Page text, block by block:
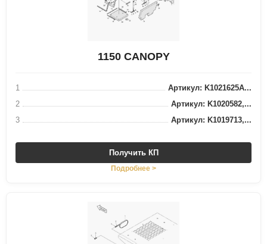
1150 CANOPY
1
Артикул: K1021625A...
2
Артикул: K1020582,...
3
Артикул: K1019713,...
Получить КП
Подробнее >